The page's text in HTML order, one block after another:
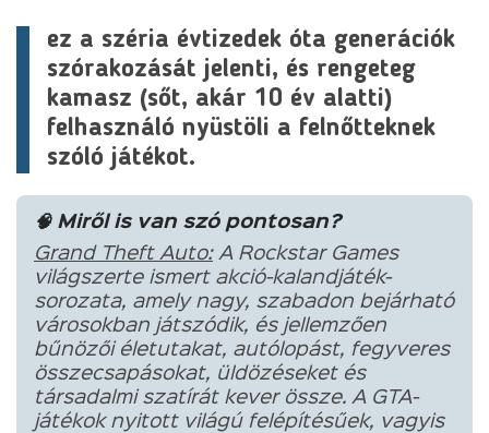
ez a széria évtizedek óta generációk
szórakozását jelenti, és rengeteg
kamasz (sőt, akár 10 év alatti)
felhasználó nyüstöli a felnőtteknek
szóló játékot.
🧠 Miről is van szó pontosan?
Grand Theft Auto:A Rockstar Games
világszerte ismert akció-kalandjáték-
sorozata, amely nagy, szabadon bejárható
városokban játszódik, és jellemzően
bűnözői életutakat, autólopást, fegyveres
összecsapásokat, üldözéseket és
társadalmi szatírát kever össze. A GTA-
játékok nyitott világú felépítésűek, vagyis